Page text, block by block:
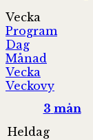
Vecka
Program
Dag
Månad
Vecka
Veckovy
3 mån
Heldag